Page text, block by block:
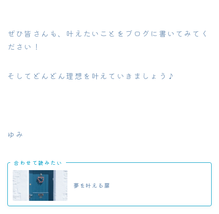
ぜひ皆さんも、叶えたいことをブログに書いてみてく
ださい！
そしてどんどん理想を叶えていきましょう♪
ゆみ
合わせて読みたい
夢を叶える扉